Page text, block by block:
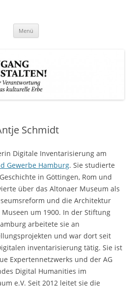
Menü
Schmidt
Digitale Inventarisierung am
Gewerbe Hamburg. Sie studierte
in Göttingen, Rom und
über das Altonaer Museum als
und die Architektur
um 1900. In der Stiftung
arbeitete sie an
und war dort seit
inventarisierung tätig. Sie ist
Expertennetzwerks und der AG
Digital Humanities im
e.V. Seit 2012 leitet sie die